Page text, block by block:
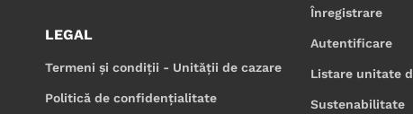
LEGAL
Termeni și condiții - Unității de cazare
Politică de confidențialitate
Înregistrare
Autentificare
Listare unitate
Sustenabilitate